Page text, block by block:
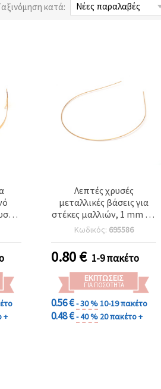
κατά:
+
Λεπτές χρυσές
μεταλλικές βάσεις για
στέκες μαλλιών, 1 mm – 5
τμχ, ιδανικές για κομψά
& καθημερινά
χτενίσματα
Κωδικός: 695586
0.80€ 1-9 πακέτο
ΕΚΠΤΏΣΕΙΣ
ΓΙΑ ΠΟΣΌΤΗΤΑ
0.56 €- 30 %10-19 πακέτο
0.48 €- 40 % 20 πακέτο +